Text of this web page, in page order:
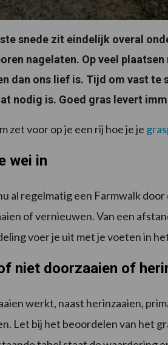
snede zit eindelijk overal
nagelaten. Op veel
dan ons lief is. Tijd om vast
nodig is. Goed gras levert
zet voor op je een rij hoe je je
wei in
al regelmatig een Farmwalk
of vernieuwen. Van een
voer je uit met je voeten in
niet doorzaaien of
werkt, naast herinzaaien,
Let bij het beoordelen van het